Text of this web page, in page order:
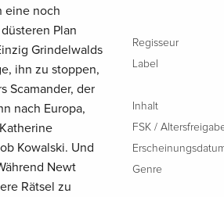
eine noch
Plan
Grindelwalds
ihn zu stoppen,
Scamander, der
nach Europa,
Kowalski. Und
Newt
Rätsel zu
Regisseur
Label
Inhalt
FSK /
Genre